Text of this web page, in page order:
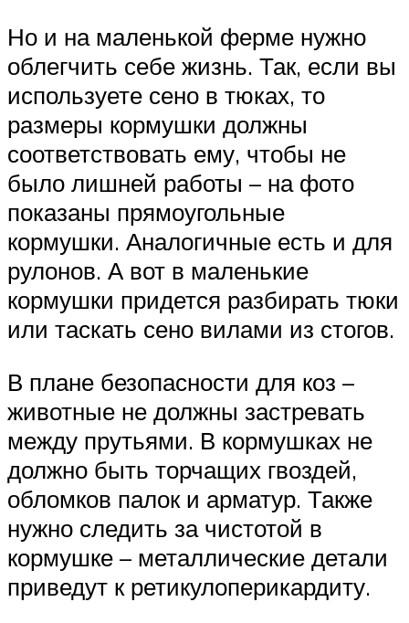
Но и на маленькой ферме нужно
облегчить себе жизнь. Так, если вы
используете сено в тюках, то
размеры кормушки должны
соответствовать ему, чтобы не
было лишней работы – на фото
показаны прямоугольные
кормушки. Аналогичные есть и для
рулонов. А вот в маленькие
кормушки придется разбирать тюки
или таскать сено вилами из стогов.
В плане безопасности для коз –
животные не должны застревать
между прутьями. В кормушках не
должно быть торчащих гвоздей,
обломков палок и арматур. Также
нужно следить за чистотой в
кормушке – металлические детали
приведут к ретикулоперикардиту.